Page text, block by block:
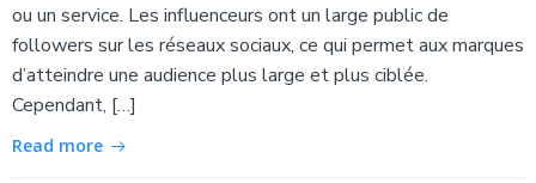
ou un service. Les influenceurs ont un large public de
followers sur les réseaux sociaux, ce qui permet aux marques
d’atteindre une audience plus large et plus ciblée.
Cependant, […]
Read more